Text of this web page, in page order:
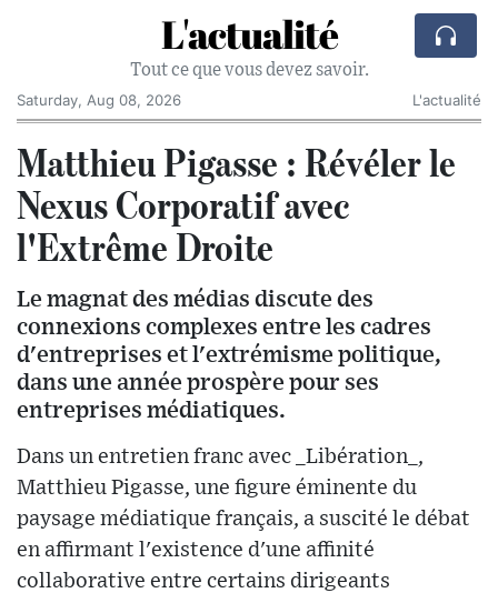
L'actualité
Tout ce que vous devez savoir.
Saturday, Aug 08, 2026
L'actualité
Matthieu Pigasse : Révéler le
Nexus Corporatif avec
l'Extrême Droite
Le magnat des médias discute des
connexions complexes entre les cadres
d'entreprises et l'extrémisme politique,
dans une année prospère pour ses
entreprises médiatiques.
Dans un entretien franc avec _Libération_,
Matthieu Pigasse, une figure éminente du
paysage médiatique français, a suscité le débat
en affirmant l'existence d'une affinité
collaborative entre certains dirigeants